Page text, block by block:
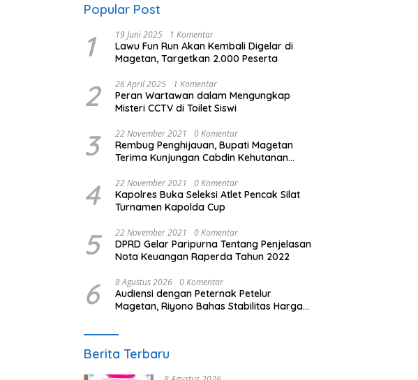
Popular Post
1 19 Juni 2025 1 Komentar
Lawu Fun Run Akan Kembali Digelar di
Magetan, Targetkan 2.000 Peserta
2 26 April 2025 1 Komentar
Peran Wartawan dalam Mengungkap
Misteri CCTV di Toilet Siswi
3 22 November 2021 0 Komentar
Rembug Penghijauan, Bupati Magetan
Terima Kunjungan Cabdin Kehutanan
4 22 November 2021 0 Komentar
Kapolres Buka Seleksi Atlet Pencak Silat
Turnamen Kapolda Cup
5 22 November 2021 0 Komentar
DPRD Gelar Paripurna Tentang Penjelasan
Nota Keuangan Raperda Tahun 2022
6 8 Agustus 2026 0 Komentar
Audiensi dengan Peternak Petelur
Magetan, Riyono Bahas Stabilitas Harga
Berita Terbaru